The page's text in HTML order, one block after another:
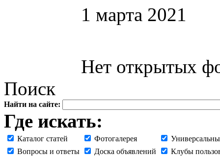
1 марта 2021
Нет открытых
Поиск
Найти на сайте:
Где искать:
Каталог статей Фотогалерея
Вопросы и ответы
Доска объявлений Клубы